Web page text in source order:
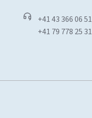
+41 43 366 06 51
+41 79 778 25 31